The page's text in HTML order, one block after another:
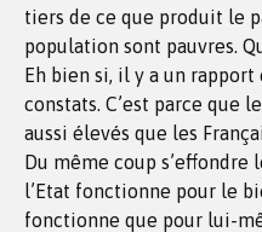
tiers de ce que produit le
population sont pauvres.
Eh bien si, il y a un
constats. C’est parce que
aussi élevés que les
Du même coup
l’Etat fonctionne pour le
fonctionne que pour lui-